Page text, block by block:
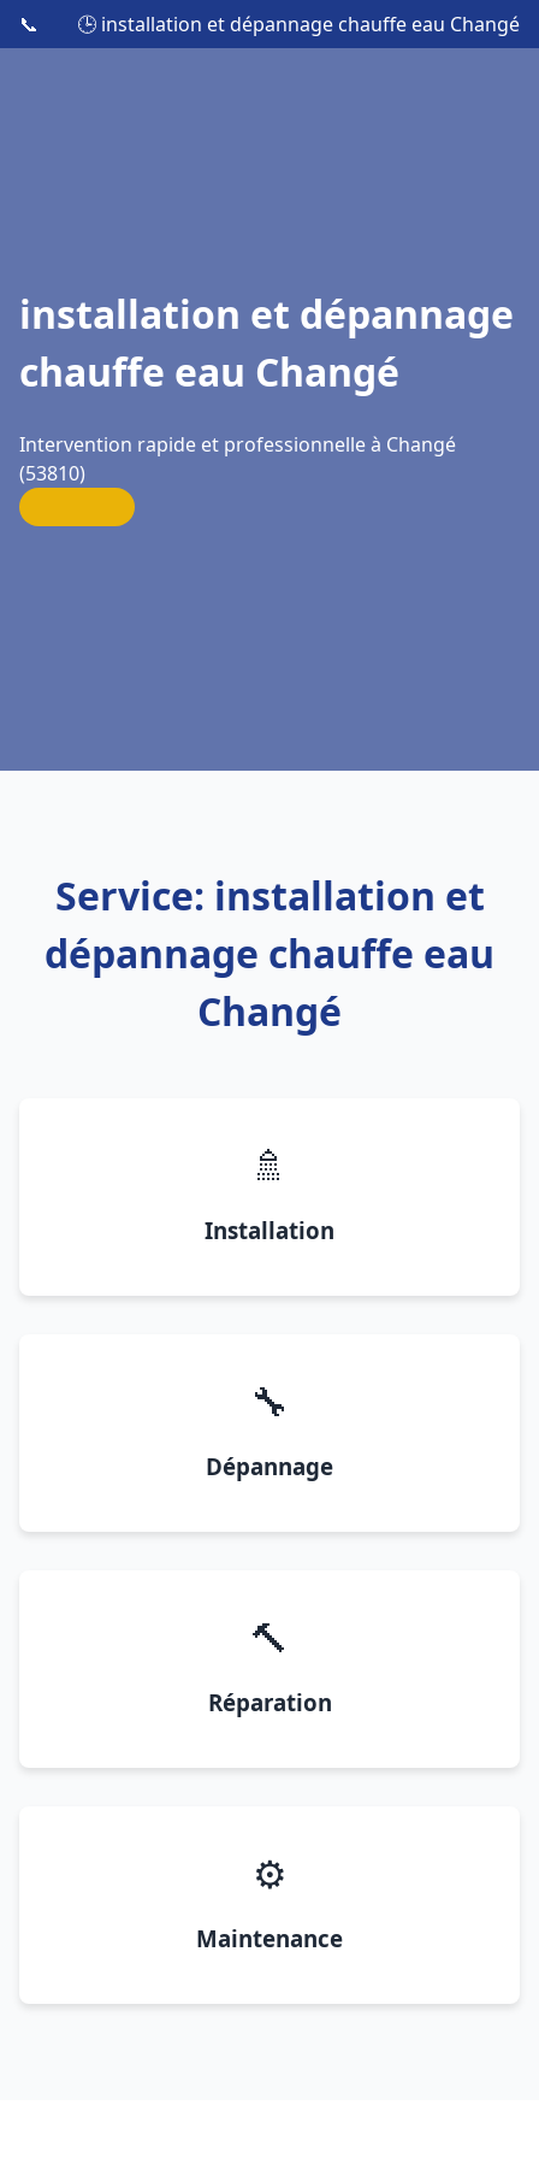
📞 🕒 installation et dépannage chauffe eau Changé
installation et dépannage
chauffe eau Changé
Intervention rapide et professionnelle à Changé
(53810)
Service: installation et
dépannage chauffe eau
Changé
🚿
Installation
🔧
Dépannage
🔨
Réparation
⚙️
Maintenance